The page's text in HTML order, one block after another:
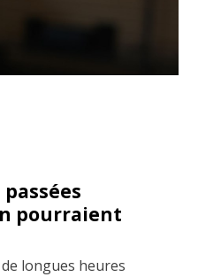
pourraient
longues heures